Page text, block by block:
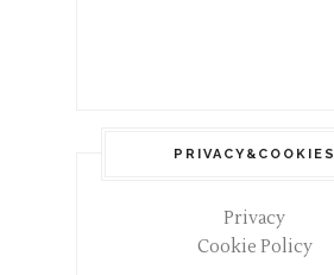
PRIVACY&COOKIES
Privacy
Cookie Policy